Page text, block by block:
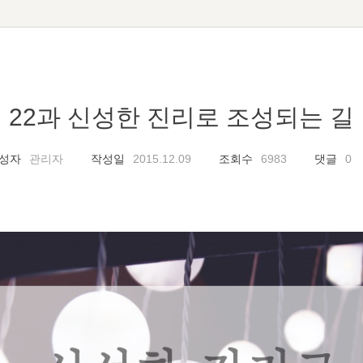
22과 신성한 진리로 조성되는 길
자 관리자 작성일 2015.12.09 조회수 6983 댓글 0